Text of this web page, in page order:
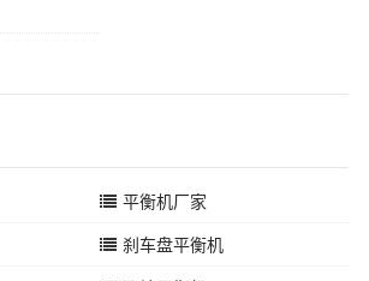
平衡机厂家
刹车盘平衡机